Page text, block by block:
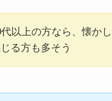
以上の方なら、懐か
る方も多そう